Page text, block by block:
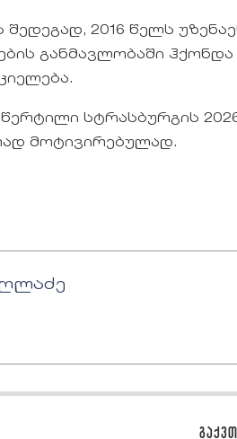
2016 წელს
განმავლობაში
სტრასბურგის
მოტივირებულად.